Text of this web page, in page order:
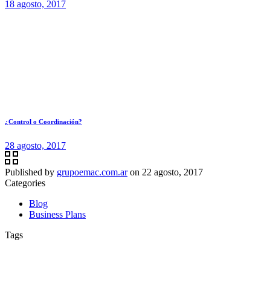
18 agosto, 2017
¿Control o Coordinación?
28 agosto, 2017
Published by grupoemac.com.ar on 22 agosto, 2017
Categories
Blog
Business Plans
Tags